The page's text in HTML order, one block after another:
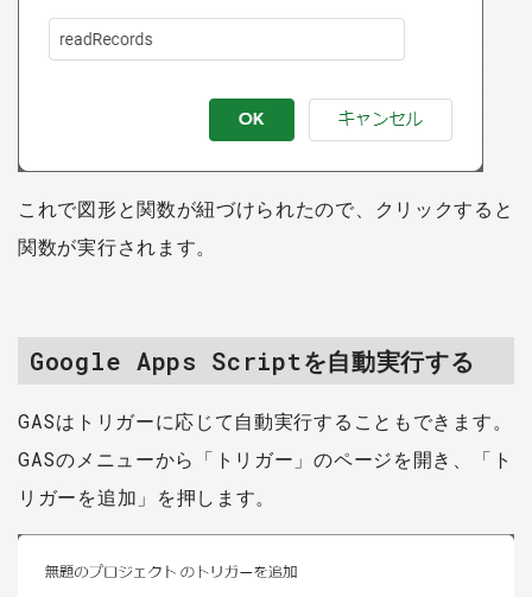
これで図形と関数が紐づけられたので、クリックすると
関数が実行されます。
Google Apps Scriptを自動実行する
GASはトリガーに応じて自動実行することもできます。
GASのメニューから「トリガー」のページを開き、「ト
リガーを追加」を押します。